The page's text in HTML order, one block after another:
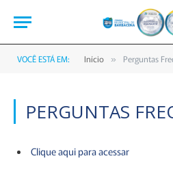
VOCÊ ESTÁ EM: Início » Perguntas
PERGUNTAS
Clique aqui para acessar